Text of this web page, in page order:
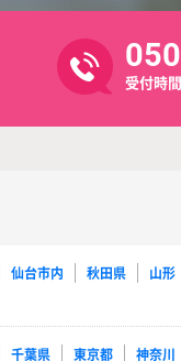
受付時
仙台市内 秋田県
山形
千葉県 東京都
神奈川